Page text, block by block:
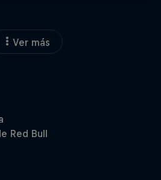
Ver más